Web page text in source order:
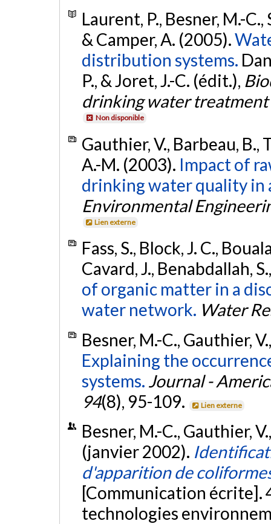
Laurent, P., Besner, M.-
& Camper, A. (2005).
distribution systems.
P., & Joret, J.-C. (édit.),
drinking water
Non disponible
Gauthier, V., Barbeau, B.,
A.-M. (2003). Impact of
drinking water quality in
Environmental
Lien externe
Fass, S., Block, J. C.,
Cavard, J., Benabdallah,
of organic matter in a
water network. Water
Besner, M.-C., Gauthier,
Explaining the
systems. Journal -
94(8), 95-109. Lien externe
Besner, M.-C., Gauthier,
(janvier 2002).
d'apparition de
[Communication écrite].
technologies